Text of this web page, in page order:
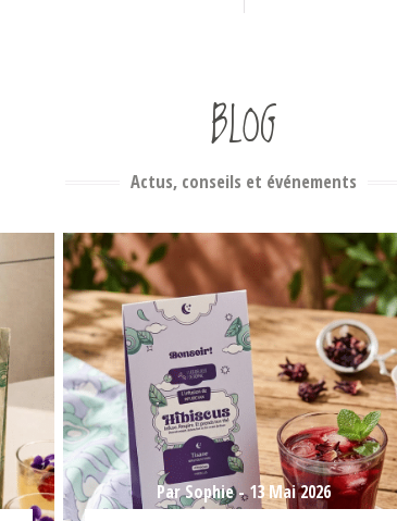
BLOG
Actus, conseils et événements
Par Sophie -13 Mai 2026